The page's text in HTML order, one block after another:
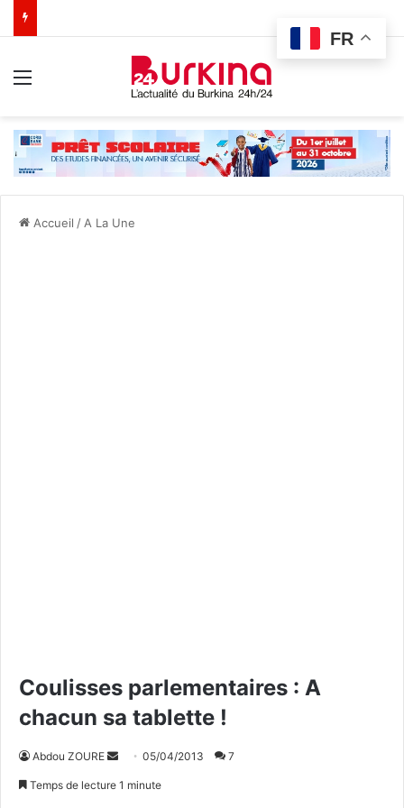
Accueil / A La Une
Coulisses parlementaires : A
chacun sa tablette !
Abdou ZOURE 05/04/2013 7
Temps de lecture 1 minute
FR